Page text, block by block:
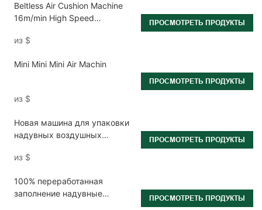
Beltless Air Cushion Machine
16m/min High Speed
Packaging Equipment
из $
ПРОСМОТРЕТЬ ПРОДУКТЫ
Mini Mini Mini Air Machin
из $
ПРОСМОТРЕТЬ ПРОДУКТЫ
Новая машина для упаковки
надувных воздушных
из $
ПРОСМОТРЕТЬ ПРОДУКТЫ
100% переработанная
заполнение надувные
ПРОСМОТРЕТЬ ПРОДУКТЫ